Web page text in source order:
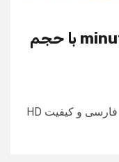
دانلود فیلم 7 دقیقه 7 minutes با حجم
دانلود فیلم 7 دقیقه 7 minutes با دوبله فارسی و کیفیت HD